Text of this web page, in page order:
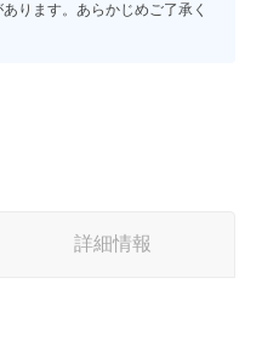
ります。あらかじめご了承く
詳細情報